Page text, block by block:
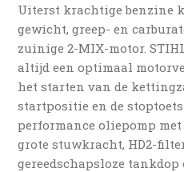
Uiterst krachtige benzine
gewicht, greep- en
zuinige 2-MIX-motor.
altijd een optimaal
het starten van de
startpositie en de
performance oliepomp
grote stuwkracht, HD2-
gereedschapsloze